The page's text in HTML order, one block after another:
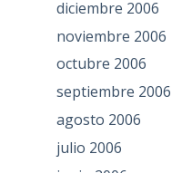
diciembre 2006
noviembre 2006
octubre 2006
septiembre 2006
agosto 2006
julio 2006